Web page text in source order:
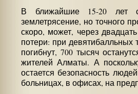
В ближайшие 15-20 лет
землетрясение, но точного
скоро, может, через
потери: при девятибалльных
погибнут, 700 тысяч
жителей Алматы. А
остается безопасность
больницах, в офисах, на